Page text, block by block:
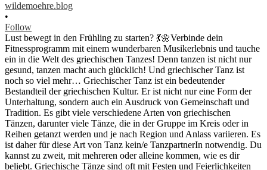
wildemoehre.blog
•
Follow
Lust bewegt in den Frühling zu starten? 💃🌼Verbinde dein
Fitnessprogramm mit einem wunderbaren Musikerlebnis und tauche
ein in die Welt des griechischen Tanzes! Denn tanzen ist nicht nur
gesund, tanzen macht auch glücklich! Und griechischer Tanz ist
noch so viel mehr… Griechischer Tanz ist ein bedeutender
Bestandteil der griechischen Kultur. Er ist nicht nur eine Form der
Unterhaltung, sondern auch ein Ausdruck von Gemeinschaft und
Tradition. Es gibt viele verschiedene Arten von griechischen
Tänzen, darunter viele Tänze, die in der Gruppe im Kreis oder in
Reihen getanzt werden und je nach Region und Anlass variieren. Es
ist daher für diese Art von Tanz kein/e TanzpartnerIn notwendig. Du
kannst zu zweit, mit mehreren oder alleine kommen, wie es dir
beliebt. Griechische Tänze sind oft mit Festen und Feierlichkeiten